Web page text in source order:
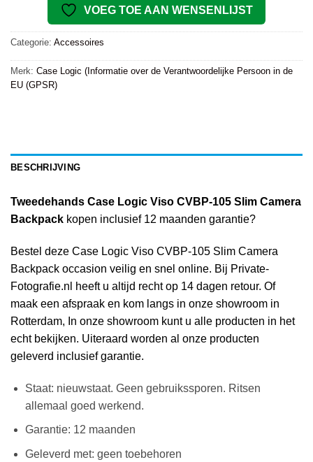
VOEG TOE AAN WENSENLIJST
Categorie: Accessoires
Merk: Case Logic (Informatie over de Verantwoordelijke Persoon in de
EU (GPSR)
BESCHRIJVING
Tweedehands Case Logic Viso CVBP-105 Slim Camera
Backpack kopen inclusief 12 maanden garantie?
Bestel deze Case Logic Viso CVBP-105 Slim Camera
Backpack occasion veilig en snel online. Bij Private-
Fotografie.nl heeft u altijd recht op 14 dagen retour. Of
maak een afspraak en kom langs in onze showroom in
Rotterdam, In onze showroom kunt u alle producten in het
echt bekijken. Uiteraard worden al onze producten
geleverd inclusief garantie.
Staat: nieuwstaat. Geen gebruikssporen. Ritsen
allemaal goed werkend.
Garantie: 12 maanden
Geleverd met: geen toebehoren